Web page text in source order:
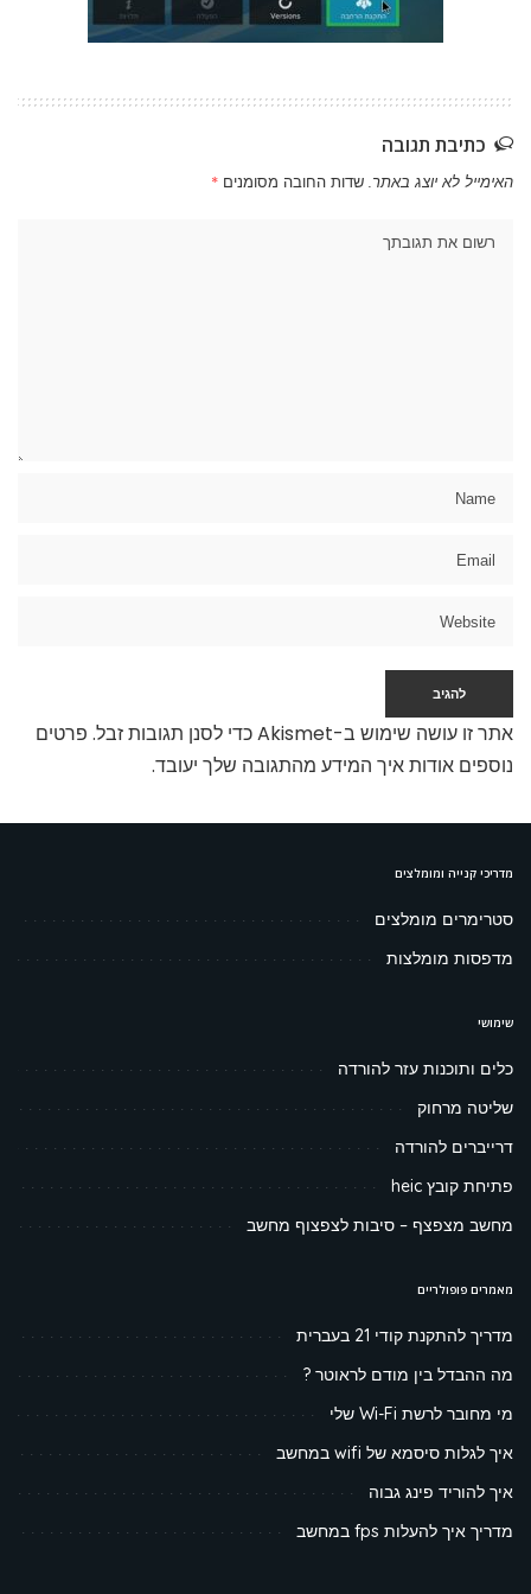
כתיבת תגובה
האימייל לא יוצג באתר. שדות החובה מסומנים *
אתר זו עושה שימוש ב-Akismet כדי לסנן תגובות זבל.
פרטים
נוספים אודות איך המידע מהתגובה שלך יעובד.
מדריכי קנייה ומומלצים
סטרימרים מומלצים
מדפסות מומלצות
שימושי
כלים ותוכנות עזר להורדה
שליטה מרחוק
דרייברים להורדה
פתיחת קובץ heic
מחשב מצפצף – סיבות לצפצוף מחשב
מאמרים פופולריים
מדריך להתקנת קודי 21 בעברית
מה ההבדל בין מודם לראוטר ?
מי מחובר לרשת Wi-Fi שלי
איך לגלות סיסמא של wifi במחשב
איך להוריד פינג גבוה
מדריך איך להעלות fps במחשב